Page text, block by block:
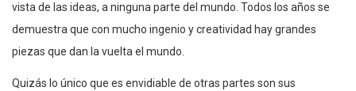
vista de las ideas, a ninguna parte del mundo. Todos los años se
demuestra que con mucho ingenio y creatividad hay grandes
piezas que dan la vuelta el mundo.
Quizás lo único que es envidiable de otras partes son sus